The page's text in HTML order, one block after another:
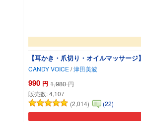
【耳かき・爪切り・オイルマッサー
CANDY VOICE/津田美波
990 円 1,980 円
販売数:4,107
(2,014)
(22)